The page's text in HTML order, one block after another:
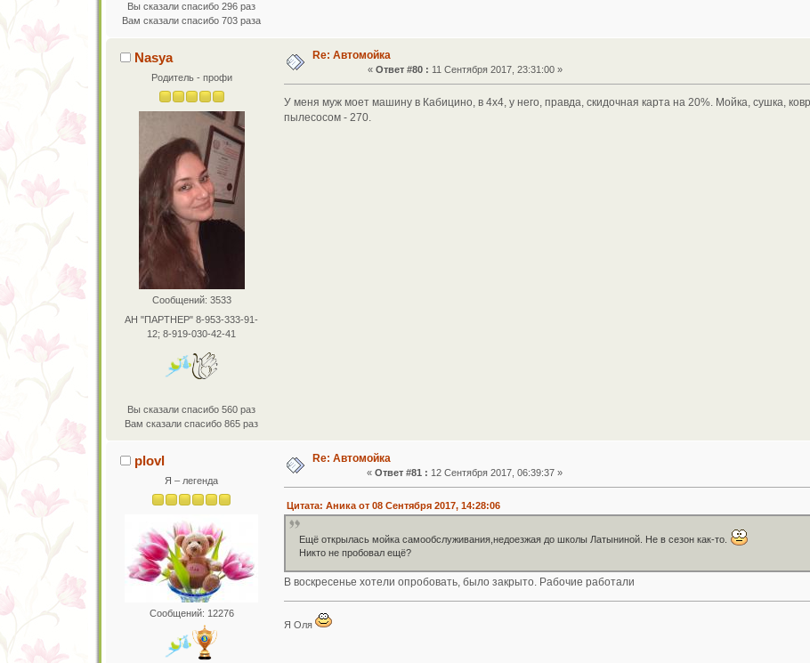
Вы сказали спасибо 296 раз
Вам сказали спасибо 703 раза
Nasya
Родитель - профи
Сообщений: 3533
АН "ПАРТНЕР" 8-953-333-91-
12; 8-919-030-42-41
Вы сказали спасибо 560 раз
Вам сказали спасибо 865 раз
Re: Автомойка
« Ответ #80 : 11 Сентября 2017, 23:31:00 »
У меня муж моет машину в Кабицино, в 4х4, у него, правда, скидочная карта на 20%. Мойка, сушка,
пылесосом - 270.
plovl
Я – легенда
Сообщений: 12276
Re: Автомойка
«Ответ #81 : 12 Сентября 2017, 06:39:37 »
Цитата: Аника от 08 Сентября 2017, 14:28:06
Ещё открылась мойка самообслуживания,недоезжая до школы Латыниной. Не в сезон как-то.
Никто не пробовал ещё?
В воскресенье хотели опробовать, было закрыто. Рабочие работали
Я Оля